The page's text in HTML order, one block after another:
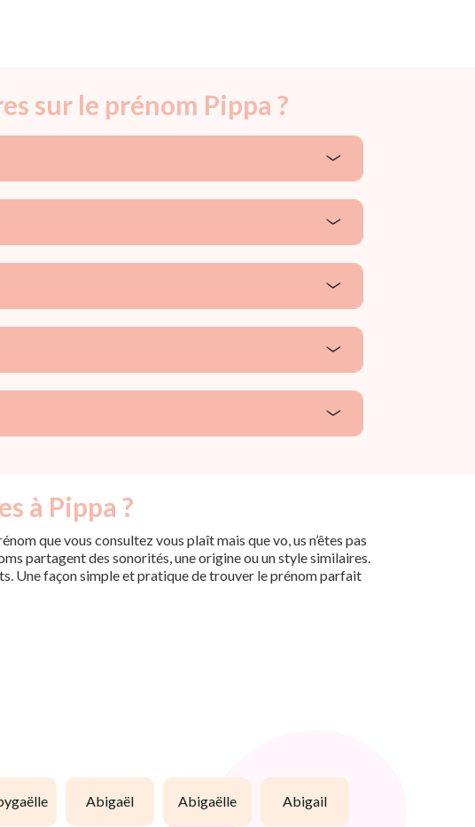
sur le prénom Pippa ?
à Pippa ?
que vous consultez vous plaît mais que vo, us n’êtes pas
partagent des sonorités, une origine ou un style similaires.
Une façon simple et pratique de trouver le prénom parfait
abigaël abigaëlle abigail